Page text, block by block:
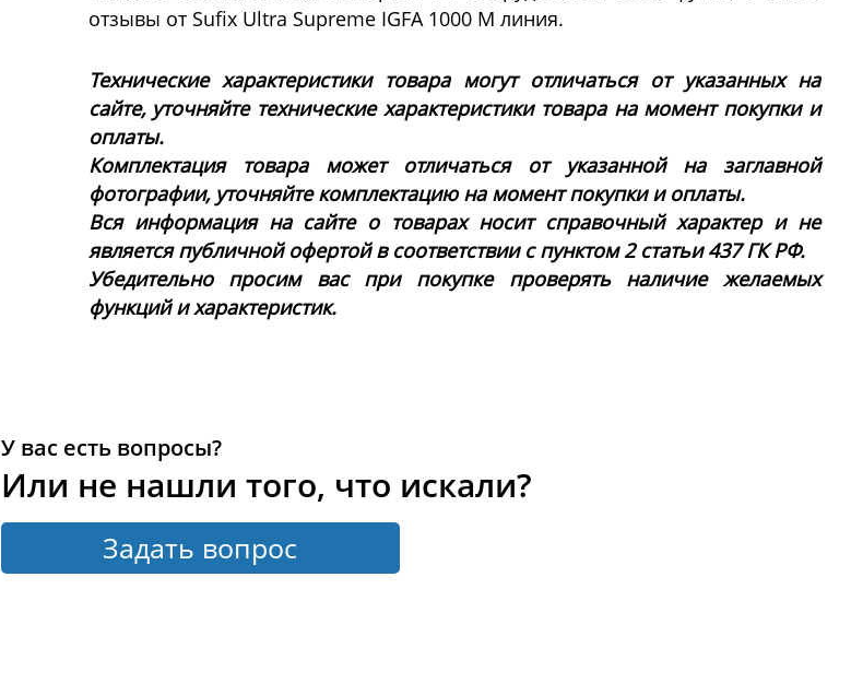
отзывы от Sufix Ultra Supreme IGFA 1000 M линия.
Технические характеристики товара могут отличаться от указанных на
сайте, уточняйте технические характеристики товара на момент покупки и
оплаты.
Комплектация товара может отличаться от указанной на заглавной
фотографии, уточняйте комплектацию на момент покупки и оплаты.
Вся информация на сайте о товарах носит справочный характер и не
является публичной офертой в соответствии с пунктом 2 статьи 437 ГК РФ.
Убедительно просим вас при покупке проверять наличие желаемых
функций и характеристик.
У вас есть вопросы?
Или не нашли того, что искали?
Задать вопрос